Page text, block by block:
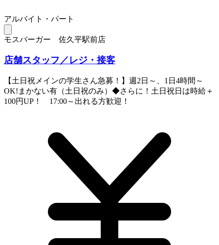
アルバイト・パート
モスバーガー 佐久平駅前店
店舗スタッフ／レジ・接客
【土日祝メインの学生さん急募！】週2日～、1日4時間～
OK!まかない有（土日祝のみ）◆さらに！土日祝日は時給＋
100円UP！ 17:00～出れる方歓迎！